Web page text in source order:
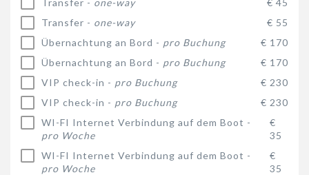
Transfer - one-way
€ 45
Transfer - one-way
€ 55
Übernachtung an Bord - pro Buchung
€ 170
Übernachtung an Bord - pro Buchung
€ 170
VIP check-in - pro Buchung
€ 230
VIP check-in - pro Buchung
€ 230
WI-FI Internet Verbindung auf dem Boot -
pro Woche
€
35
WI-FI Internet Verbindung auf dem Boot -
pro Woche
€
35